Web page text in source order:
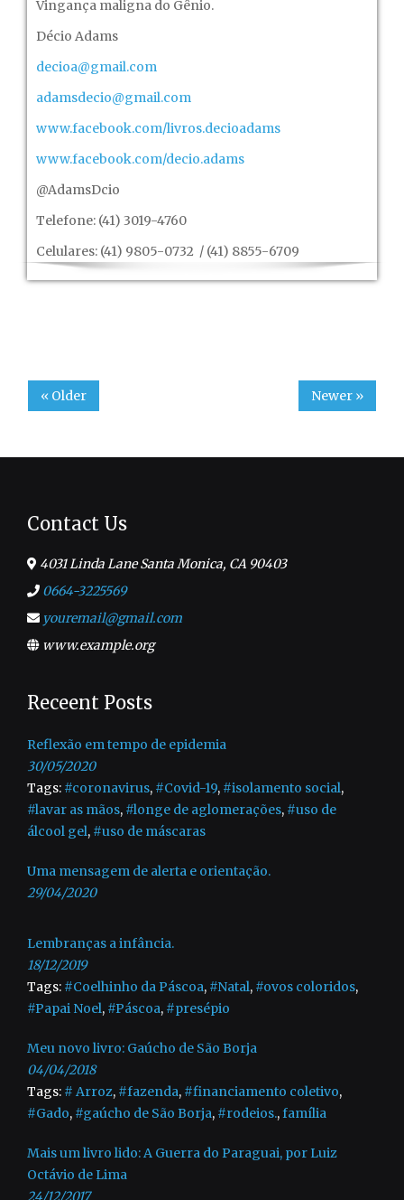
Vingança maligna do Gênio.
Décio Adams
decioa@gmail.com
adamsdecio@gmail.com
www.facebook.com/livros.decioadams
www.facebook.com/decio.adams
@AdamsDcio
Telefone: (41) 3019-4760
Celulares: (41) 9805-0732 / (41) 8855-6709
« Older Newer »
Contact Us
4031 Linda Lane Santa Monica, CA 90403
0664-3225569
youremail@gmail.com
www.example.org
Receent Posts
Reflexão em tempo de epidemia
30/05/2020
Tags: #coronavirus, #Covid-19, #isolamento social,
#lavar as mãos, #longe de aglomerações, #uso de
álcool gel, #uso de máscaras
Uma mensagem de alerta e orientação.
29/04/2020
Lembranças a infância.
18/12/2019
Tags: #Coelhinho da Páscoa, #Natal, #ovos coloridos,
#Papai Noel, #Páscoa, #presépio
Meu novo livro: Gaúcho de São Borja
04/04/2018
Tags: # Arroz, #fazenda, #financiamento coletivo,
#Gado, #gaúcho de São Borja, #rodeios.,família
Mais um livro lido: A Guerra do Paraguai, por Luiz
Octávio de Lima
24/12/2017